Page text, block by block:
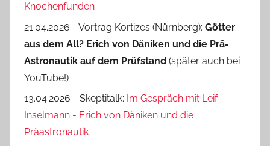
Knochenfunden
21.04.2026 - Vortrag Kortizes (Nürnberg): Götter
aus dem All? Erich von Däniken und die Prä-
Astro­nautik auf dem Prüf­stand (später auch bei
YouTube!)
13.04.2026 - Skeptitalk: Im Gespräch mit Leif
Inselmann - Erich von Däniken und die
Präastronautik